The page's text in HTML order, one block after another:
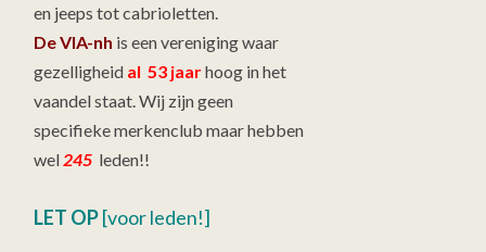
en jeeps tot cabrioletten.
De VIA-nh is een vereniging waar
gezelligheid al 53 jaarhoog in het
vaandel staat. Wij zijn geen
specifieke merkenclub maar hebben
wel245 leden!!
LET OP[voor leden!]